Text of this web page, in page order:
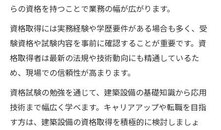
らの資格を持つことで業務の幅が広がります。
資格取得には実務経験や学歴要件がある場合も多く、受
験資格や試験内容を事前に確認することが重要です。資
格取得者は最新の法規や技術動向にも精通しているた
め、現場での信頼性が高まります。
資格試験の勉強を通じて、建築設備の基礎知識から応用
技術まで幅広く学べます。キャリアアップや転職を目指
す方は、建築設備の資格取得を積極的に検討しましょ